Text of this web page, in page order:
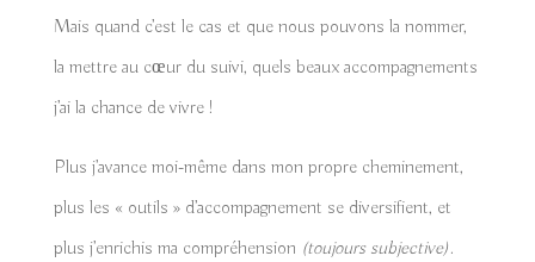
Mais quand c’est le cas et que nous pouvons la nommer,
la mettre au cœur du suivi, quels beaux accompagnements
j’ai la chance de vivre !
Plus j’avance moi-même dans mon propre cheminement,
plus les « outils » d’accompagnement se diversifient, et
plus j’enrichis ma compréhension (toujours subjective).